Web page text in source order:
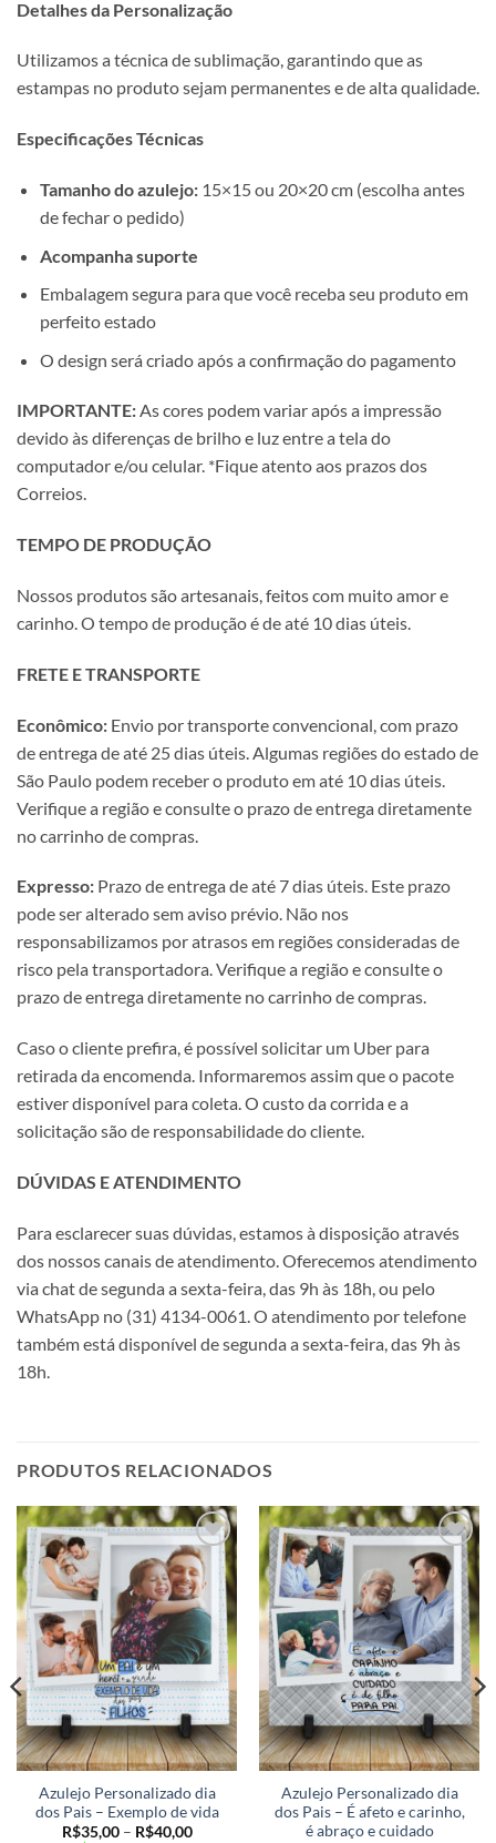
Detalhes da Personalização
Utilizamos a técnica de sublimação, garantindo que as
estampas no produto sejam permanentes e de alta qualidade.
Especificações Técnicas
Tamanho do azulejo:15×15 ou 20×20 cm (escolha antes
de fechar o pedido)
Acompanha suporte
Embalagem segura para que você receba seu produto em
perfeito estado
O design será criado após a confirmação do pagamento
IMPORTANTE:As cores podem variar após a impressão
devido às diferenças de brilho e luz entre a tela do
computador e/ou celular. *Fique atento aos prazos dos
Correios.
TEMPO DE PRODUÇÃO
Nossos produtos são artesanais, feitos com muito amor e
carinho. O tempo de produção é de até 10 dias úteis.
FRETE E TRANSPORTE
Econômico: Envio por transporte convencional, com prazo
de entrega de até 25 dias úteis. Algumas regiões do estado de
São Paulo podem receber o produto em até 10 dias úteis.
Verifique a região e consulte o prazo de entrega diretamente
no carrinho de compras.
Expresso: Prazo de entrega de até 7 dias úteis. Este prazo
pode ser alterado sem aviso prévio. Não nos
responsabilizamos por atrasos em regiões consideradas de
risco pela transportadora. Verifique a região e consulte o
prazo de entrega diretamente no carrinho de compras.
Caso o cliente prefira, é possível solicitar um Uber para
retirada da encomenda. Informaremos assim que o pacote
estiver disponível para coleta. O custo da corrida e a
solicitação são de responsabilidade do cliente.
DÚVIDAS E ATENDIMENTO
Para esclarecer suas dúvidas, estamos à disposição através
dos nossos canais de atendimento. Oferecemos atendimento
via chat de segunda a sexta-feira, das 9h às 18h, ou pelo
WhatsApp no (31) 4134-0061. O atendimento por telefone
também está disponível de segunda a sexta-feira, das 9h às
18h.
PRODUTOS RELACIONADOS
Adicionar
a lista de
desejos
Azulejo Personalizado dia
dos Pais – Exemplo de vida
R$35,00 – R$40,00Faixa
Adicionar
a lista de
desejos
Azulejo Personalizado dia
dos Pais – É afeto e carinho,
é abraço e cuidado